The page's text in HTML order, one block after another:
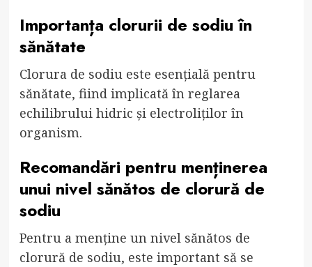
Importanța clorurii de sodiu în
sănătate
Clorura de sodiu este esențială pentru
sănătate, fiind implicată în reglarea
echilibrului hidric și electroliților în
organism.
Recomandări pentru menținerea
unui nivel sănătos de clorură de
sodiu
Pentru a menține un nivel sănătos de
clorură de sodiu, este important să se